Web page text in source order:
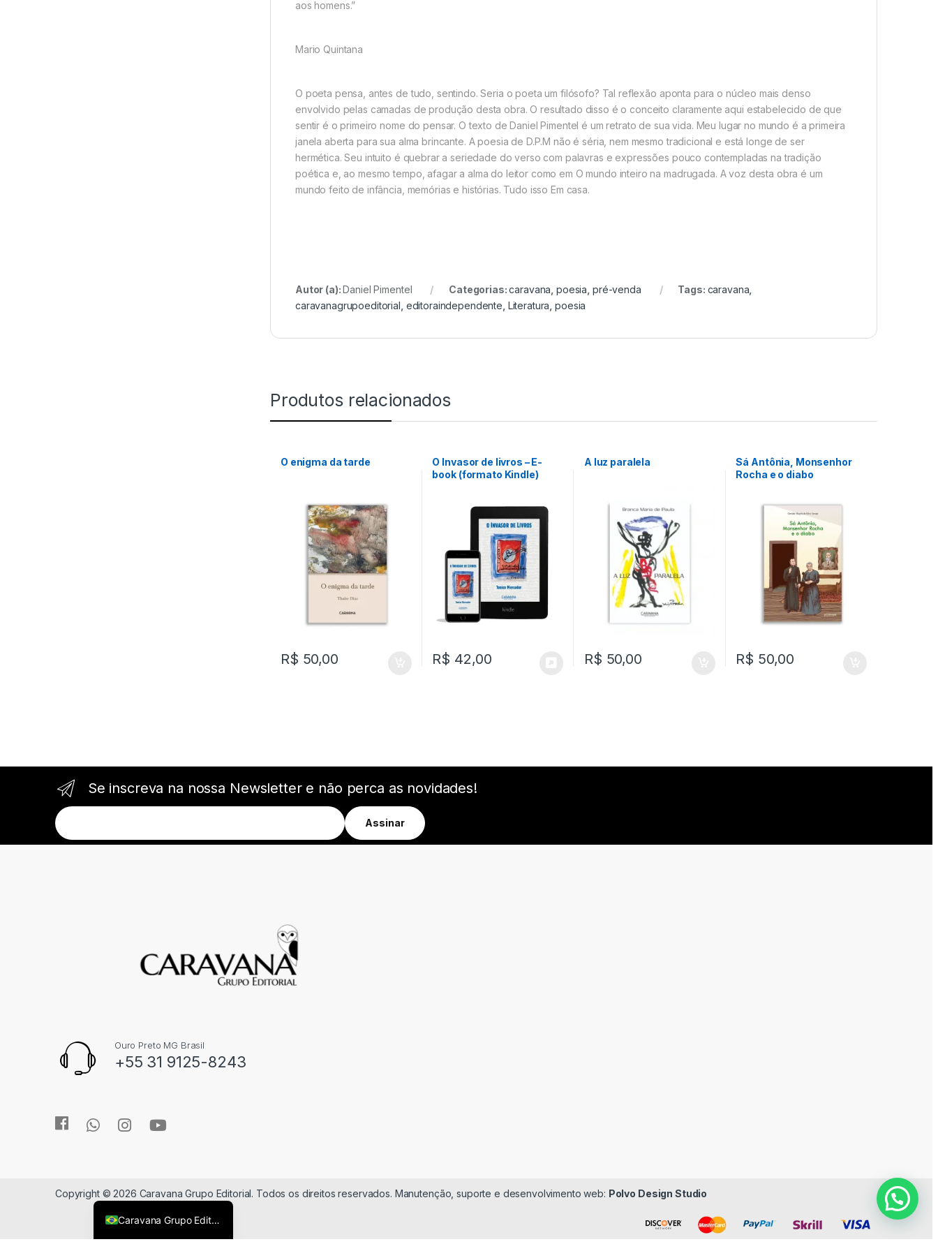
aos homens.”
Mario Quintana
O poeta pensa, antes de tudo, sentindo. Seria o poeta um filósofo? Tal reflexão aponta para o núcleo mais denso
envolvido pelas camadas de produção desta obra. O resultado disso é o conceito claramente aqui estabelecido de que
sentir é o primeiro nome do pensar. O texto de Daniel Pimentel é um retrato de sua vida. Meu lugar no mundo é a primeira
janela aberta para sua alma brincante. A poesia de D.P.M não é séria, nem mesmo tradicional e está longe de ser
hermética. Seu intuito é quebrar a seriedade do verso com palavras e expressões pouco contempladas na tradição
poética e, ao mesmo tempo, afagar a alma do leitor como em O mundo inteiro na madrugada. A voz desta obra é um
mundo feito de infância, memórias e histórias. Tudo isso Em casa.
Autor (a):Daniel Pimentel Categorias:caravana ,poesia pré-venda Tags: caravana
caravanagrupoeditorial editoraindependente Literatura ,poesia
Produtos relacionados
O enigma da tarde
R$ 50,00
O Invasor de livros – E-
book (formato Kindle)
R$ 42,00
A luz paralela
R$ 50,00
Sá Antônia, Monsenhor
Rocha e o diabo
R$ 50,00
Se inscreva na nossa Newsletter e não perca as novidades!
Ouro Preto MG Brasil
+55 31 9125-8243
Copyright © 2026 Caravana Grupo Editorial. Todos os direitos reservados. Manutenção, suporte e desenvolvimento web: Polvo Design Studio
Caravana Grupo Editorial